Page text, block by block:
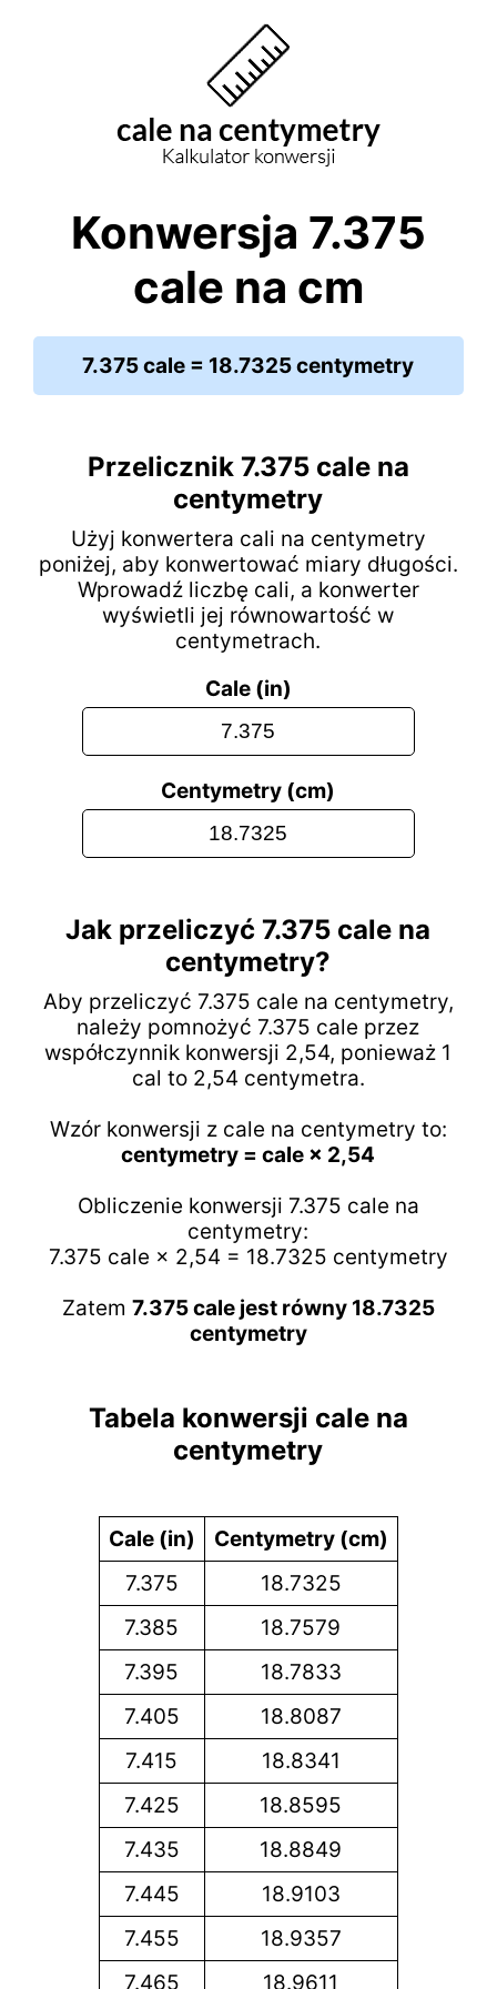
Konwersja 7.375
cale na cm
7.375 cale = 18.7325 centymetry
Przelicznik 7.375 cale na
centymetry
Użyj konwertera cali na centymetry
poniżej, aby konwertować miary długości.
Wprowadź liczbę cali, a konwerter
wyświetli jej równowartość w
centymetrach.
Cale (in)
Centymetry (cm)
Jak przeliczyć 7.375 cale na
centymetry?
Aby przeliczyć 7.375 cale na centymetry,
należy pomnożyć 7.375 cale przez
współczynnik konwersji 2,54, ponieważ 1
cal to 2,54 centymetra.
Wzór konwersji z cale na centymetry to:
centymetry = cale × 2,54
Obliczenie konwersji 7.375 cale na
centymetry:
7.375 cale × 2,54 = 18.7325 centymetry
Zatem 7.375 cale jest równy 18.7325
centymetry
Tabela konwersji cale na
centymetry
Cale (in)
Centymetry (cm)
7.375
18.7325
7.385
18.7579
7.395
18.7833
7.405
18.8087
7.415
18.8341
7.425
18.8595
7.435
18.8849
7.445
18.9103
7.455
18.9357
7.465
18.9611